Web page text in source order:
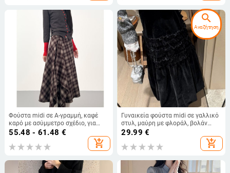
Φούστα midi σε Α-γραμμή, καφέ
καρό με ασύμμετρο σχέδιο, για
φιγούρα αχλάδι, φθινοπωρο-
55.48 - 61.48 €
add_shopping_cart
Γυναικεία φούστα midi σε γαλλικό
στυλ, μαύρη με φλοράλ, βολάν
στην άκρη, υψηλής ποιότητας,
αδυνατιστική για φθινόπωρο και
χειμώνα
29.99 €
add_shopping_cart
search
Αναζήτηση